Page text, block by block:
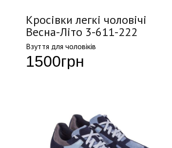
Кросівки легкі чоловічі
Весна-Літо 3-611-222
Взуття для чоловіків
1500грн